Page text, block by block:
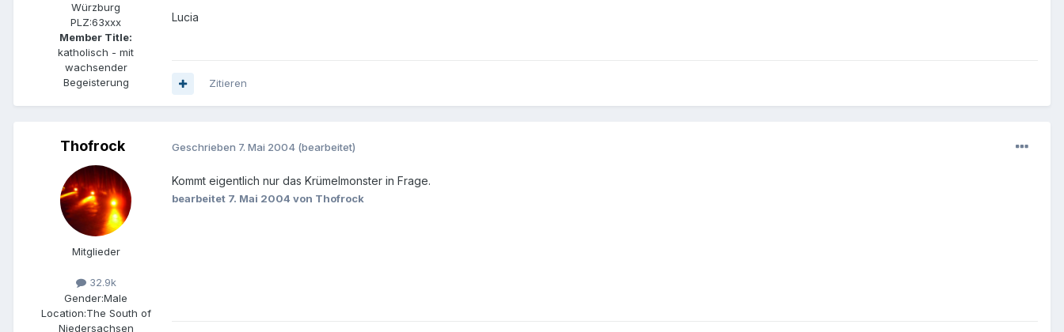
Würzburg
PLZ:63xxx
Member Title:
katholisch - mit
wachsender
Begeisterung
Lucia
Zitieren
Thofrock
Mitglieder
32.9k
Gender:Male
Location:The South of
Niedersachsen
Geschrieben 7. Mai 2004 (bearbeitet)
Kommt eigentlich nur das Krümelmonster in Frage.
bearbeitet 7. Mai 2004 von Thofrock